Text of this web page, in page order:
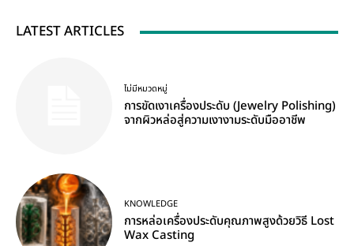
LATEST ARTICLES
ไม่มีหมวดหมู่
การขัดเงาเครื่องประดับ (Jewelry Polishing)
จากผิวหล่อสู่ความเงางามระดับมืออาชีพ
KNOWLEDGE
การหล่อเครื่องประดับคุณภาพสูงด้วยวิธี Lost
Wax Casting